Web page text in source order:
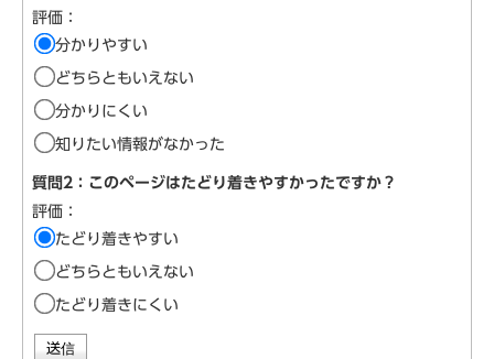
評価：
分かりやすい
どちらともいえない
分かりにくい
知りたい情報がなかった
質問2：このページはたどり着きやすかったですか？
評価：
たどり着きやすい
どちらともいえない
たどり着きにくい